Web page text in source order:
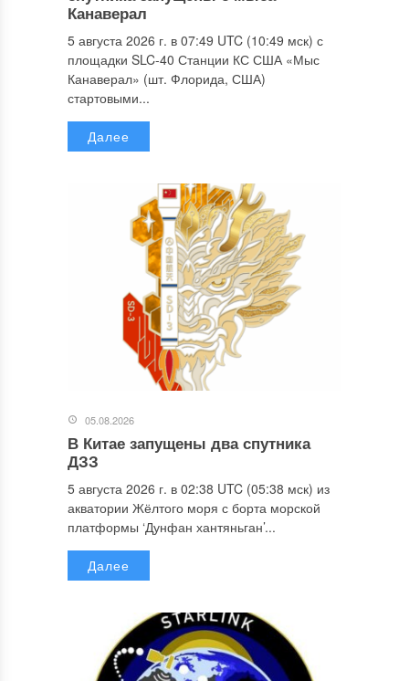
Канаверал
5 августа 2026 г. в 07:49 UTC (10:49 мск) с
площадки SLC-40 Станции КС США «Мыс
Канаверал» (шт. Флорида, США)
стартовыми...
Далее
05.08.2026
В Китае запущены два спутника
ДЗЗ
5 августа 2026 г. в 02:38 UTC (05:38 мск) из
акватории Жёлтого моря с борта морской
платформы ‘Дунфан хантяньган’...
Далее